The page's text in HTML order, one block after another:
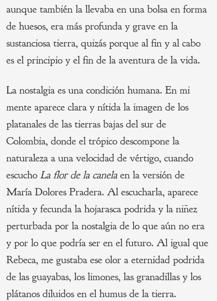
aunque también la llevaba en una bolsa en forma
de huesos, era más profunda y grave en la
sustanciosa tierra, quizás porque al fin y al cabo
es el principio y el fin de la aventura de la vida.
La nostalgia es una condición humana. En mi
mente aparece clara y nítida la imagen de los
platanales de las tierras bajas del sur de
Colombia, donde el trópico descompone la
naturaleza a una velocidad de vértigo, cuando
escuchoLa flor de la canelaen la versión de
María Dolores Pradera. Al escucharla, aparece
nítida y fecunda la hojarasca podrida y la niñez
perturbada por la nostalgia de lo que aún no era
y por lo que podría ser en el futuro. Al igual que
Rebeca, me gustaba ese olor a eternidad podrida
de las guayabas, los limones, las granadillas y los
plátanos diluidos en el humus de la tierra.